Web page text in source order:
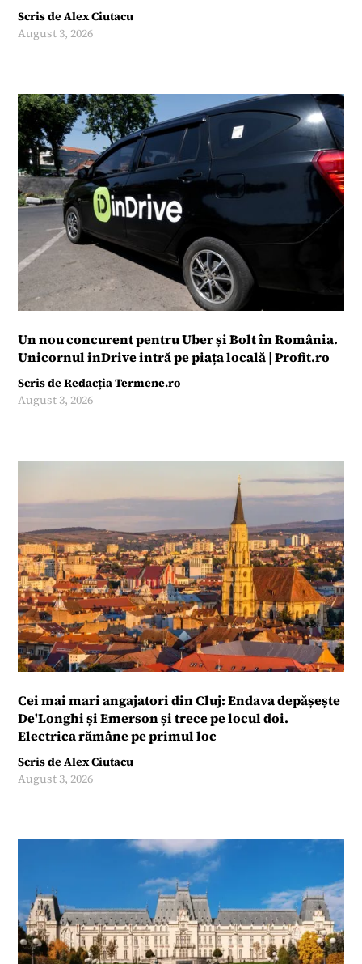
Scris deAlex Ciutacu
August 3, 2026
Un nou concurent pentru Uber și Bolt în România.
Unicornul inDrive intră pe piața locală | Profit.ro
Scris deRedacția Termene.ro
August 3, 2026
Cei mai mari angajatori din Cluj: Endava depășește
De'Longhi și Emerson și trece pe locul doi.
Electrica rămâne pe primul loc
Scris deAlex Ciutacu
August 3, 2026